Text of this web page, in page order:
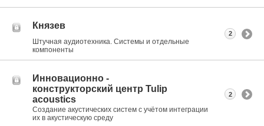
Князев
Штучная аудиотехника. Системы и отдельные
компоненты
2
Инновационно -
конструкторский центр Tulip
acoustics
Создание акустических систем с учётом интеграции
их в акустическую среду
2